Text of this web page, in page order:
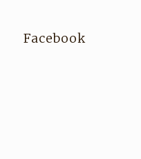
Facebook